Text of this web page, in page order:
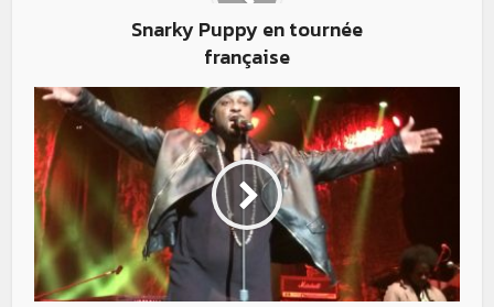
Snarky Puppy en tournée
française